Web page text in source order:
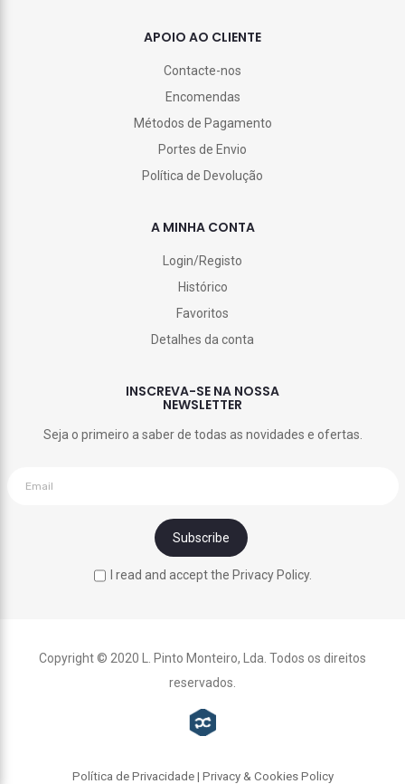
APOIO AO CLIENTE
Contacte-nos
Encomendas
Métodos de Pagamento
Portes de Envio
Política de Devolução
A MINHA CONTA
Login/Registo
Histórico
Favoritos
Detalhes da conta
INSCREVA-SE NA NOSSA
NEWSLETTER
Seja o primeiro a saber de todas as novidades e ofertas.
I read and accept the Privacy Policy.
Copyright © 2020 L. Pinto Monteiro, Lda. Todos os direitos
reservados.
Política de Privacidade | Privacy & Cookies Policy